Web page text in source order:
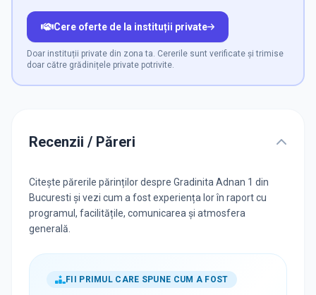
Cere oferte de la instituții private
Doar instituții private din zona ta. Cererile sunt verificate și trimise
doar către grădinițele private potrivite.
Recenzii / Păreri
Citește părerile părinților despre Gradinita Adnan 1 din
Bucuresti și vezi cum a fost experiența lor în raport cu
programul, facilitățile, comunicarea și atmosfera
generală.
FII PRIMUL CARE SPUNE CUM A FOST